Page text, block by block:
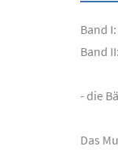
Band
Band
- die
Das